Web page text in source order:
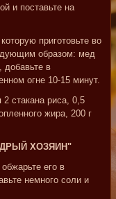
и поставьте на
приготовьте во
образом: мед
добавьте в
огне 10-15 минут.
стакана риса, 0,5
жира, 200 г
ХОЗЯИН"
его в
немного соли и